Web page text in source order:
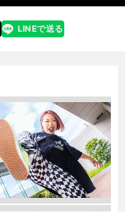
LINEで送る